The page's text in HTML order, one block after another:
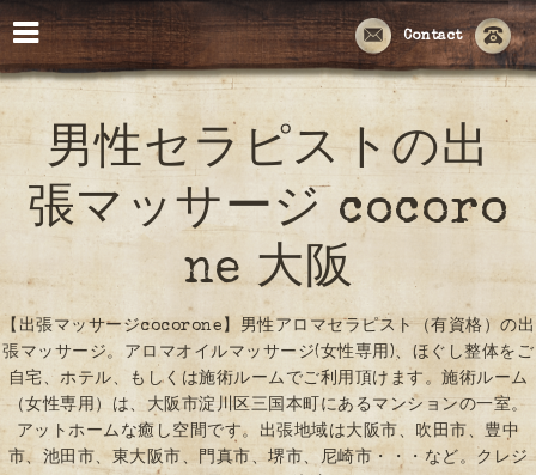
Contact
男性セラピストの出
張マッサージ cocoro
ne 大阪
【出張マッサージcocorone】男性アロマセラピスト（有資格）の出
張マッサージ。アロマオイルマッサージ(女性専用)、ほぐし整体をご
自宅、ホテル、もしくは施術ルームでご利用頂けます。施術ルーム
（女性専用）は、大阪市淀川区三国本町にあるマンションの一室。
アットホームな癒し空間です。出張地域は大阪市、吹田市、豊中
市、池田市、東大阪市、門真市、堺市、尼崎市・・・など。クレジ